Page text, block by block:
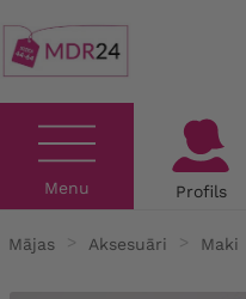
Menu Profils
Mājas Aksesuāri Maki